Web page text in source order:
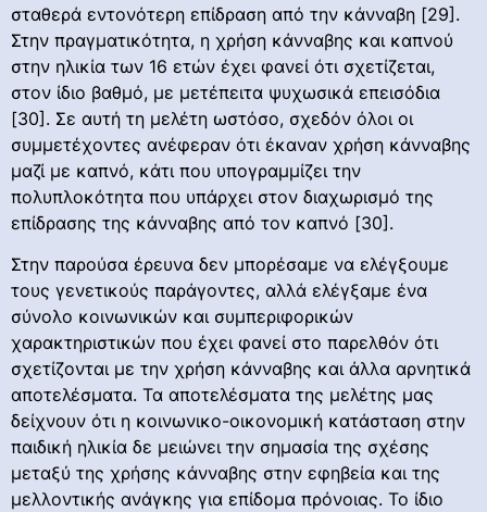
σταθερά εντονότερη επίδραση από την κάνναβη [29].
Στην πραγματικότητα, η χρήση κάνναβης και καπνού
στην ηλικία των 16 ετών έχει φανεί ότι σχετίζεται,
στον ίδιο βαθμό, με μετέπειτα ψυχωσικά επεισόδια
[30]. Σε αυτή τη μελέτη ωστόσο, σχεδόν όλοι οι
συμμετέχοντες ανέφεραν ότι έκαναν χρήση κάνναβης
μαζί με καπνό, κάτι που υπογραμμίζει την
πολυπλοκότητα που υπάρχει στον διαχωρισμό της
επίδρασης της κάνναβης από τον καπνό [30].
Στην παρούσα έρευνα δεν μπορέσαμε να ελέγξουμε
τους γενετικούς παράγοντες, αλλά ελέγξαμε ένα
σύνολο κοινωνικών και συμπεριφορικών
χαρακτηριστικών που έχει φανεί στο παρελθόν ότι
σχετίζονται με την χρήση κάνναβης και άλλα αρνητικά
αποτελέσματα. Τα αποτελέσματα της μελέτης μας
δείχνουν ότι η κοινωνικο-οικονομική κατάσταση στην
παιδική ηλικία δε μειώνει την σημασία της σχέσης
μεταξύ της χρήσης κάνναβης στην εφηβεία και της
μελλοντικής ανάγκης για επίδομα πρόνοιας. Το ίδιο